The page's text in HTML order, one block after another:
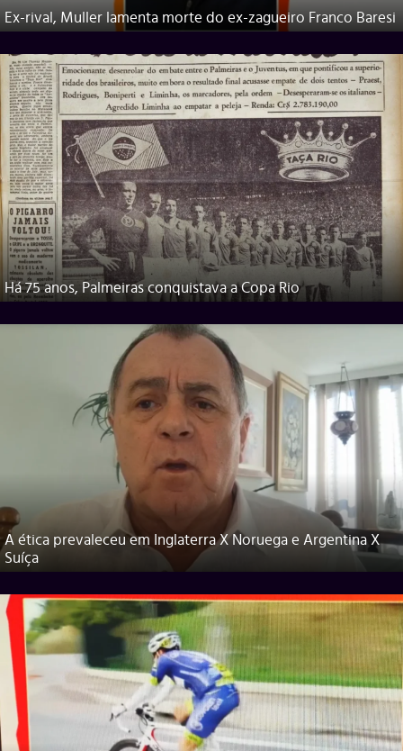
Ex-rival, Muller lamenta morte do ex-zagueiro Franco Baresi
Há 75 anos, Palmeiras conquistava a Copa Rio
A ética prevaleceu em Inglaterra X Noruega e Argentina X
Suíça